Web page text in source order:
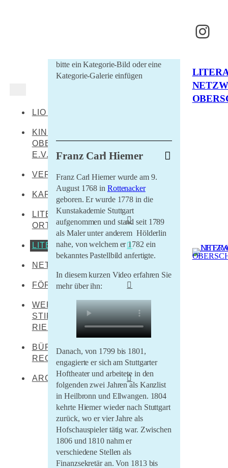
LIO AKTUELL
KINDERKULTUR
OBERSCHWABEN
E.V.
VERANSTALTUNGEN
KARTE
LITERARISCHE
ORTE
Leibertingen-
Kreenheinstetten
Meßkirch
Oberstadion
Obermarchtal
Riedlingen
Rottenacker
Wilflingen
LITERATEN
Werner Dürrson
Martin Heidegger
Franz Carl Hiemer
Ernst Jünger
Christoph von Schmid
Sebastian Sailer
Abraham a Sancta
Clara
NETZWERKENDE
FÖRDERER
Literaturland Baden-
Württemberg
Förderverein
Schwäbischer Dialekt
LEADER Oberschwaben
LEADER Mittleres
Oberschwaben
Zentrum für kulturelle
Teilhabe
Lernende Kulturregion
WERNER DÜRRSON-
STIFTUNG
RIEDLINGEN
BÜRO FÜR
REGIONALKULTUR
ARCHIV
Literaturtage Schloss
Waldburg 2023
Überwintern 21/22
Literaturcampus U15
bitte ein Kategorie-Bild oder eine
Kategorie-Galerie einfügen
Franz Carl Hiemer
Franz Carl Hiemer wurde am 9.
August 1768 in Rottenacker
geboren. Er wurde 1778 in die
Kunstakademie Stuttgart
aufgenommen und stand seit 1789
als Maler unter anderem Hölderlin
nahe, von welchem er 1782 ein
bekanntes Pastellbild anfertigte.
In diesem kurzen Video erfahren Sie
mehr über ihn:
Danach, von 1799 bis 1801,
engagierte er sich am Stuttgarter
Hoftheater und arbeitete in den
folgenden zwei Jahren als Kanzlist
in Heilbronn und Ellwangen. 1804
kehrte Hiemer wieder nach Stuttgart
zurück, wo er vier Jahre als
Hofschauspieler tätig war. Zwischen
1806 und 1810 nahm er
verschiedene Stellen als
Finanzsekretär an. Von 1813 bis